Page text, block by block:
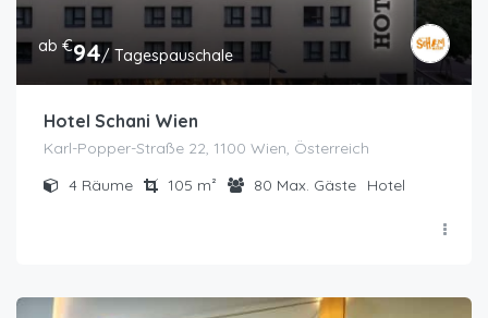
ab €94/ Tagespauschale
Hotel Schani Wien
Karl-Popper-Straße 22, 1100 Wien, Österreich
4 Räume 105 m² 80 Max. Gäste Hotel